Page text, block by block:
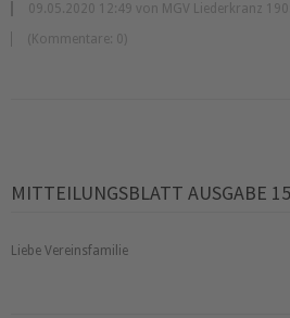
09.05.2020 12:49 von MGV Liederkranz
(Kommentare: 0)
MITTEILUNGSBLATT AUSGABE
Liebe Vereinsfamilie